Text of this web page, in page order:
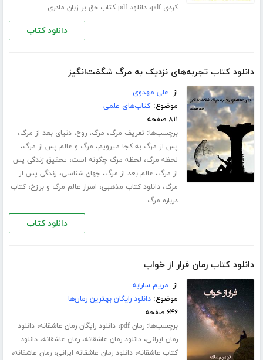
کردی pdf
،دانلود pdf کتاب حق بر زبان مادری
دانلود کتاب
دانلود کتاب تجربه‌های نزدیک به مرگ شگفت‌انگیز
از: علی مهدوی
موضوع:کتاب‌های علمی
۸۱۱ صفحه
برچسب‌ها: تعریف مرگ، مرگ،روح،دنیای بعد از مرگ،
پس از مرگ به کجا میرویم، مرگ و عالم پس از مرگ،
لحظه مرگ، لحظه مرگ چگونه است، تحقیق زندگی پس
از مرگ، عالم بعد از مرگ، جهان شناسی، زندگی پس از
مرگ،دانلود کتاب مذهبی، اسرار عالم مرگ و برزخ،کتاب
درباره مرگ
دانلود کتاب
دانلود کتاب رمان فرار از خواب
از: مریم سارابه
موضوع:دانلود رایگان بهترین رمان‌ها
۶۴۶ صفحه
برچسب‌ها:رمان pdf ،دانلود رایگان رمان عاشقانه،دانلود
رمان ایرانی،دانلود رمان عاشقانه،رمان عاشقانه،دانلود
کتاب عاشقانه،دانلود رمان عاشقانه ایرانی،رمان عاشقانه،